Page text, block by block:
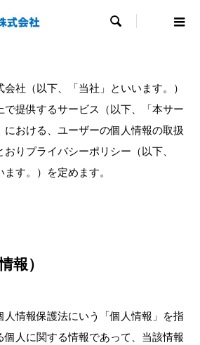

社（以下、「当社」といいます。）
で提供するサービス（以下、「本サー
における、ユーザーの個人情報の取扱
りプライバシーポリシー（以下、
す。）を定めます。
報）
人情報保護法にいう「個人情報」を指
人に関する情報であって、当該情報